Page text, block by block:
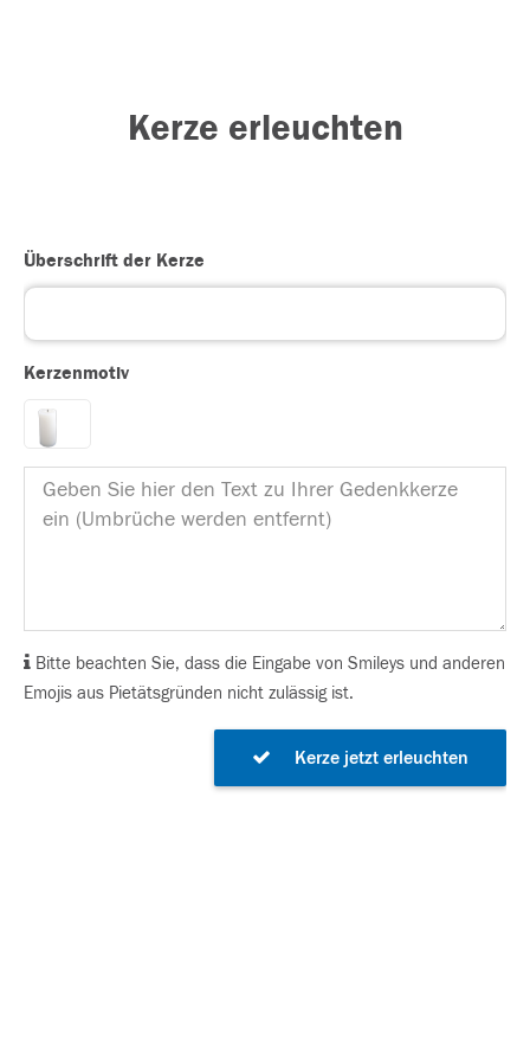
Kerze erleuchten
Überschrift der Kerze
Kerzenmotiv
Bitte beachten Sie, dass die Eingabe von Smileys und anderen
Emojis aus Pietätsgründen nicht zulässig ist.
Kerze jetzt erleuchten